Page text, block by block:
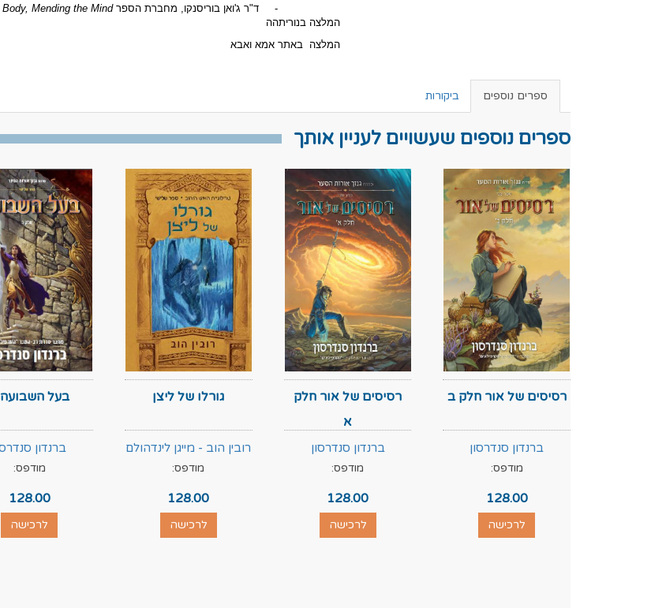
-
ד"ר ג'ואן בוריסנקו, מחברת הספרMending the Mind
המלצה בנוריתהה
המלצה באתר אמא ואבא
ספרים נוספים ביקורות
ספרים נוספים שעשויים לעניין אותך
רסיסים של אור חלק ב
ברנדון סנדרסון
מודפס:
128.00
לרכישה
רסיסים של אור חלק
א
ברנדון סנדרסון
מודפס:
128.00
לרכישה
גורלו של ליצן
רובין הוב - מייגן לינדהולם
מודפס:
128.00
לרכישה
בעל
ברנדון
מודפס:
128.00
לרכישה